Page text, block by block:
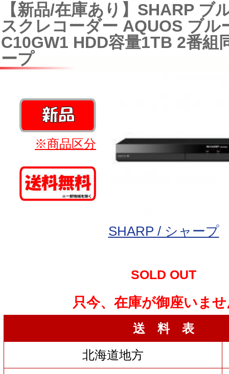
【新品/在庫あり】SHARP ブ
スクレコーダー AQUOS ブル
C10GW1 HDD容量1TB 2番組
ープ
※商品区分
SHARP / シャープ
SOLD OUT
只今、在庫が御座いま
送 料 表
北海道地方